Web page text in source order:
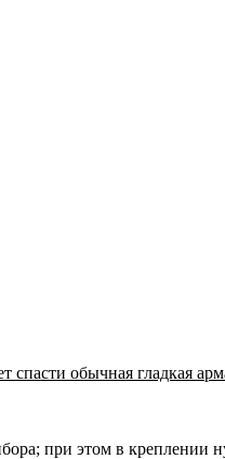
спасти обычная гладкая
при этом в креплении